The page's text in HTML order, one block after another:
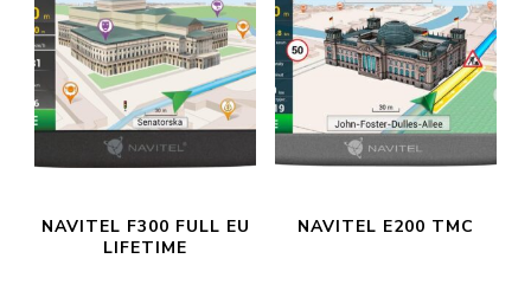
NAVITEL F300 FULL EU
LIFETIME
NAVITEL E200 TMC